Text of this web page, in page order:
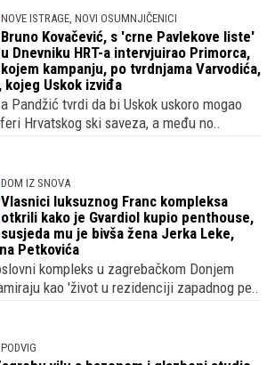
NOVE ISTRAGE, NOVI OSUMNJIČENICI
Bruno Kovačević, s 'crne Pavlekove liste'
u Dnevniku HRT-a intervjuirao Primorca,
kojem kampanju, po tvrdnjama Varvodića,
kojeg Uskok izviđa
Pandžić tvrdi da bi Uskok uskoro mogao
Hrvatskog ski saveza, a među no..
DOM IZ SNOVA
Vlasnici luksuznog Franc kompleksa
otkrili kako je Gvardiol kupio penthouse,
susjeda mu je bivša žena Jerka Leke,
Petkovića
kompleks u zagrebačkom Donjem
kao 'život u rezidenciji zapadnog pe..